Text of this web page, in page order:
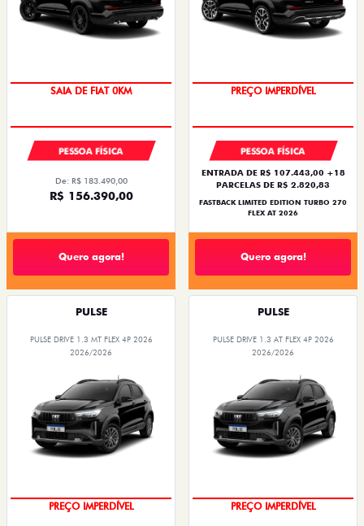
SAIA DE FIAT 0KM
PESSOA FÍSICA
De: R$ 183.490,00
R$ 156.390,00
Quero agora!
PREÇO IMPERDÍVEL
PESSOA FÍSICA
ENTRADA DE R$ 107.443,00 +18
PARCELAS DE R$ 2.820,83
FASTBACK LIMITED EDITION TURBO 270
FLEX AT 2026
Quero agora!
PULSE
PULSE DRIVE 1.3 MT FLEX 4P 2026
2026/2026
PREÇO IMPERDÍVEL
PULSE
PULSE DRIVE 1.3 AT FLEX 4P 2026
2026/2026
PREÇO IMPERDÍVEL